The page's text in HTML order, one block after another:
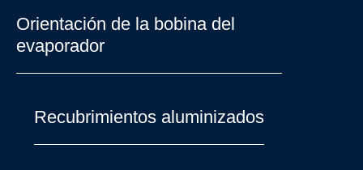
Orientación de la bobina del
evaporador
Recubrimientos aluminizados